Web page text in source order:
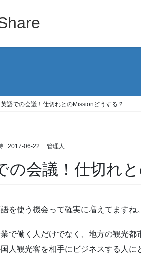
語での会議！仕切れとのMissionどうする？
: 2017-06-22 管理人
の会議！仕切れ
を使う機会って確実に増えてますね。
で働く人だけでなく、地方の観光
人観光客を相手にビジネスする人に